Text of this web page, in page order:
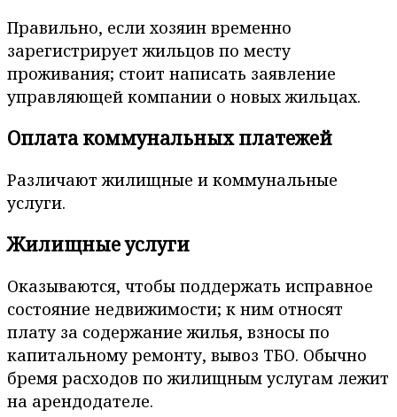
Правильно, если хозяин временно
зарегистрирует жильцов по месту
проживания; стоит написать заявление
управляющей компании о новых жильцах.
Оплата коммунальных платежей
Различают жилищные и коммунальные
услуги.
Жилищные услуги
Оказываются, чтобы поддержать исправное
состояние недвижимости; к ним относят
плату за содержание жилья, взносы по
капитальному ремонту, вывоз ТБО. Обычно
бремя расходов по жилищным услугам лежит
на арендодателе.